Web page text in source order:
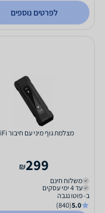
לפרטים נוספים
מצלמת גוף מיני עם חיבור WiFi
299
₪
משלוח חינם
עד 4 ימי עסקים
ב- פוטו נגבה
5.0
(840)